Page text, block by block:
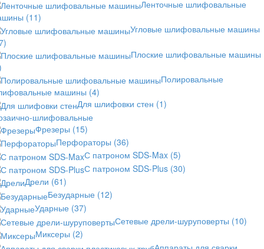
Ленточные шлифовальные
(11)
Угловые шлифовальные машины
Плоские шлифовальные машины
Полировальные
машины (4)
Для шлифовки стен (1)
шлифовальные
Фрезеры (15)
Перфораторы (36)
С патроном SDS-Max (5)
С патроном SDS-Plus (30)
Дрели (61)
Безударные (12)
Ударные (37)
Сетевые дрели-шуруповерты (10)
Миксеры (2)